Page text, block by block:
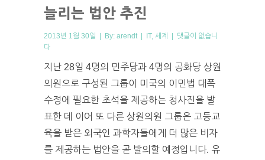
늘리는 법안 추진
2013년 1월 30일 | By: arendt | IT, 세계 | 댓글이 없습니
다
지난 28일 4명의 민주당과 4명의 공화당 상원
의원으로 구성된 그룹이 미국의 이민법 대폭
수정에 필요한 초석을 제공하는 청사진을 발
표한 데 이어 또 다른 상원의원 그룹은 고등교
육을 받은 외국인 과학자들에게 더 많은 비자
를 제공하는 법안을 곧 발의할 예정입니다. 유